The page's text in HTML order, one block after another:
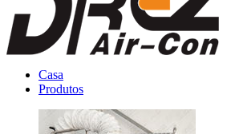
Casa
Produtos